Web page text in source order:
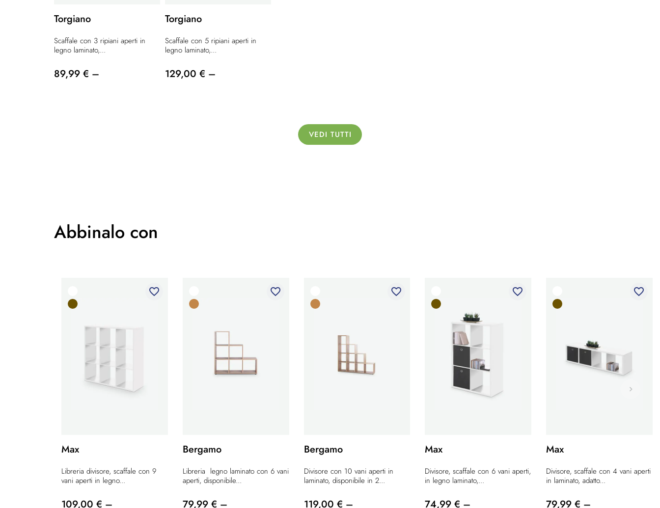
Torgiano
Scaffale con 3 ripiani aperti in
legno laminato,...
89,99 € –
Torgiano
Scaffale con 5 ripiani aperti in
legno laminato,...
129,00 € –
VEDI TUTTI
Abbinalo con
favorite_border
Max
Libreria divisore, scaffale con 9
vani aperti in legno...
109,00 € –
favorite_border
Bergamo
Libreria legno laminato con 6 vani
aperti, disponibile...
79,99 € –
favorite_border
Bergamo
Divisore con 10 vani aperti in
laminato, disponibile in 2...
119,00 € –
favorite_border
Max
Divisore, scaffale con 6 vani aperti,
in legno laminato,...
74,99 € –
favorite_border
Max
Divisore, scaffale con 4 vani aperti
in laminato, adatto...
79,99 € –